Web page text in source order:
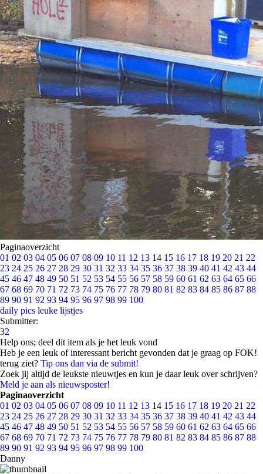
Paginaoverzicht
01 02 03 04 05 06 07 08 09 10 11 12 13 14 15 16 17 18 19 20 21 22
23 24 25 26 27 28 29 30 31 32 33 34 35 36 37 38 39 40 41 42 43 44
45 46 47 48 49 50 51 52 53 54 55 56 57 58 59 60 61 62 63 64 65 66
67 68 69 70 71 72 73 74 75 76 77 78 79 80 81 82 83 84 85 86 87 88
89 90 91 92 93 94 95 96 97 98 99 100
daily pics leuke lijstjes
Submitter:
32
Help ons; deel dit item als je het leuk vond
Heb je een leuk of interessant bericht gevonden dat je graag op FOK!
terug ziet? Tip ons dan via de submit!
Zoek jij altijd de leukste nieuwtjes en kun je daar leuk over schrijven?
Meld je aan als nieuwsposter!
Paginaoverzicht
01 02 03 04 05 06 07 08 09 10 11 12 13 14 15 16 17 18 19 20 21 22
23 24 25 26 27 28 29 30 31 32 33 34 35 36 37 38 39 40 41 42 43 44
45 46 47 48 49 50 51 52 53 54 55 56 57 58 59 60 61 62 63 64 65 66
67 68 69 70 71 72 73 74 75 76 77 78 79 80 81 82 83 84 85 86 87 88
89 90 91 92 93 94 95 96 97 98 99 100
Danny